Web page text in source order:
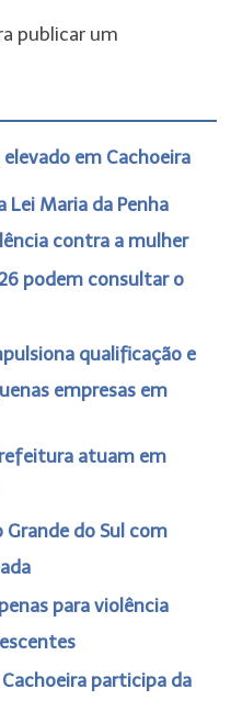
publicar um
em Cachoeira
Lei Maria da Penha
contra a mulher
podem consultar o
qualificação e
empresas em
atuam em
Grande do Sul com
para violência
participa da